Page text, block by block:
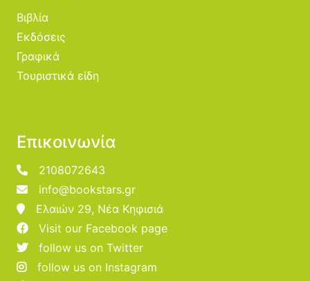
Βιβλία
Εκδόσεις
Γραφικά
Τουριστικά είδη
Επικοινωνία
2108072643
info@bookstars.gr
Ελαιών 29, Νέα Κηφισιά
Visit our Facebook page
follow us on Twitter
follow us on Instagram